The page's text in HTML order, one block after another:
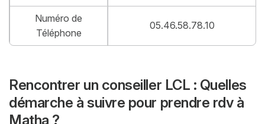
Numéro de
Téléphone
05.46.58.78.10
Rencontrer un conseiller LCL : Quelles
démarche à suivre pour prendre rdv à
Matha ?